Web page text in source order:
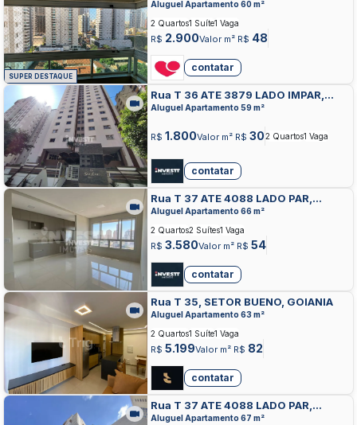
SUPER DESTAQUE
Aluguel Apartamento 60 m²
R$ 2.900Valor m² R$ 48
2 Quartos1 Suíte1 Vaga
contatar
Rua T 36 ATE 3879 LADO IMPAR,
SETOR BUENO, GOIANIA
Aluguel Apartamento 59 m²
R$ 1.800Valor m² R$ 302 Quartos1 Vaga
contatar
Rua T 37 ATE 4088 LADO PAR,
SETOR BUENO, GOIANIA
Aluguel Apartamento 66 m²
R$ 3.580Valor m² R$ 54
2 Quartos2 Suítes1 Vaga
contatar
Rua T 35, SETOR BUENO, GOIANIA
Aluguel Apartamento 63 m²
R$ 5.199Valor m² R$ 82
2 Quartos1 Suíte1 Vaga
contatar
Rua T 37 ATE 4088 LADO PAR,
SETOR BUENO, GOIANIA
Aluguel Apartamento 67 m²